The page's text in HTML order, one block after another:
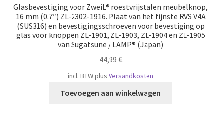
Glasbevestiging voor ZweiL® roestvrijstalen meubelknop,
16 mm (0.7″) ZL-2302-1916. Plaat van het fijnste RVS V4A
(SUS316) en bevestigingsschroeven voor bevestiging op
glas voor knoppen ZL-1901, ZL-1903, ZL-1904 en ZL-1905
van Sugatsune / LAMP® (Japan)
44,99 €
incl. BTWplus Versandkosten
Toevoegen aan winkelwagen